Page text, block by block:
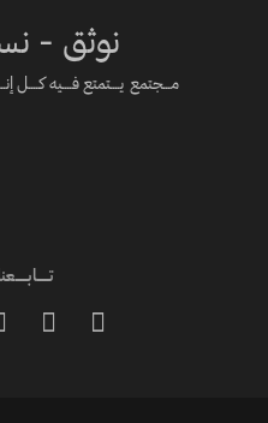
نوثق -
مـــجتمع يــــتمتع فــــيه كــــل

